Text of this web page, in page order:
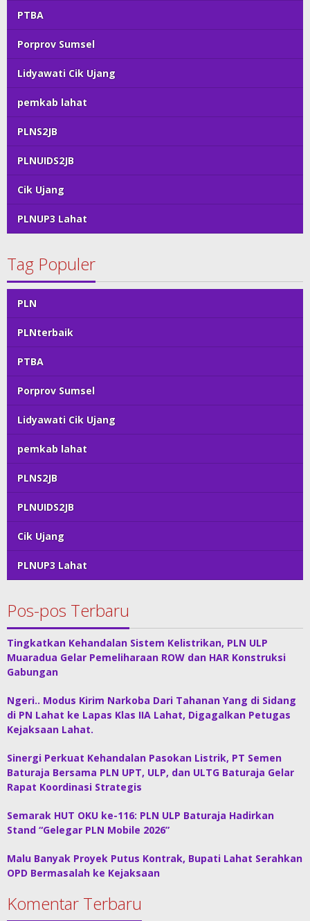
PTBA
Porprov Sumsel
Lidyawati Cik Ujang
pemkab lahat
PLNS2JB
PLNUIDS2JB
Cik Ujang
PLNUP3 Lahat
Tag Populer
PLN
PLNterbaik
PTBA
Porprov Sumsel
Lidyawati Cik Ujang
pemkab lahat
PLNS2JB
PLNUIDS2JB
Cik Ujang
PLNUP3 Lahat
Pos-pos Terbaru
Tingkatkan Kehandalan Sistem Kelistrikan, PLN ULP
Muaradua Gelar Pemeliharaan ROW dan HAR Konstruksi
Gabungan
Ngeri.. Modus Kirim Narkoba Dari Tahanan Yang di Sidang
di PN Lahat ke Lapas Klas IIA Lahat, Digagalkan Petugas
Kejaksaan Lahat.
Sinergi Perkuat Kehandalan Pasokan Listrik, PT Semen
Baturaja Bersama PLN UPT, ULP, dan ULTG Baturaja Gelar
Rapat Koordinasi Strategis
Semarak HUT OKU ke-116: PLN ULP Baturaja Hadirkan
Stand “Gelegar PLN Mobile 2026”
Malu Banyak Proyek Putus Kontrak, Bupati Lahat Serahkan
OPD Bermasalah ke Kejaksaan
Komentar Terbaru